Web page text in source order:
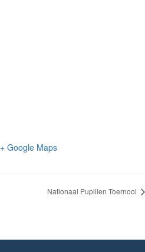
+ Google Maps
Nationaal Pupillen Toernooi